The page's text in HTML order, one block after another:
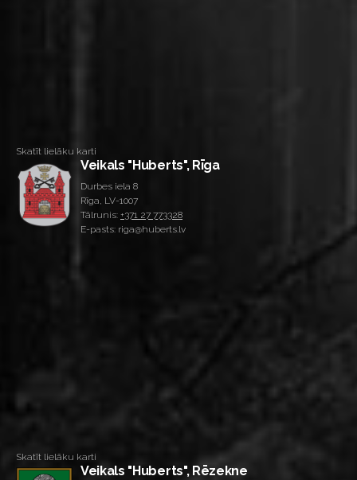
Skatīt lielāku karti
Veikals "Huberts", Rīga
Durbes iela 8
Rīga, LV-1007
Tālrunis: +371 27 773328
E-pasts: riga@huberts.lv
Skatīt lielāku karti
Veikals "Huberts", Rēzekne